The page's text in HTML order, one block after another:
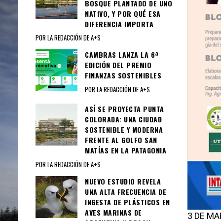
3 DE
BOSQUE PLANTADO DE UNO
NATIVO, Y POR QUÉ ESA
DIFERENCIA IMPORTA
POR LA REDACCIÓN DE A+S
CAMBRAS LANZA LA 6ª
EDICIÓN DEL PREMIO
FINANZAS SOSTENIBLES
POR LA REDACCIÓN DE A+S
ASÍ SE PROYECTA PUNTA
COLORADA: UNA CIUDAD
SOSTENIBLE Y MODERNA
FRENTE AL GOLFO SAN
MATÍAS EN LA PATAGONIA
POR LA REDACCIÓN DE A+S
NUEVO ESTUDIO REVELA
UNA ALTA FRECUENCIA DE
INGESTA DE PLÁSTICOS EN
AVES MARINAS DE